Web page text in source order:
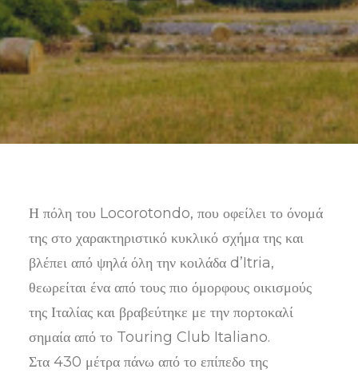
SEARCH
Η πόλη του Locorotondo, που οφείλει το όνομά
της στο χαρακτηριστικό κυκλικό σχήμα της και
βλέπει από ψηλά όλη την κοιλάδα d’Itria,
θεωρείται ένα από τους πιο όμορφους οικισμούς
της Ιταλίας και βραβεύτηκε με την πορτοκαλί
σημαία από το Touring Club Italiano.
Στα 430 μέτρα πάνω από το επίπεδο της